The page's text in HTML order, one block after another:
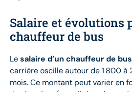
Salaire et évolutions
chauffeur de bus
Lesalaire d’un chauffeur de bus
carrière oscille autour de 1 800
mois. Ce montant peut varier en